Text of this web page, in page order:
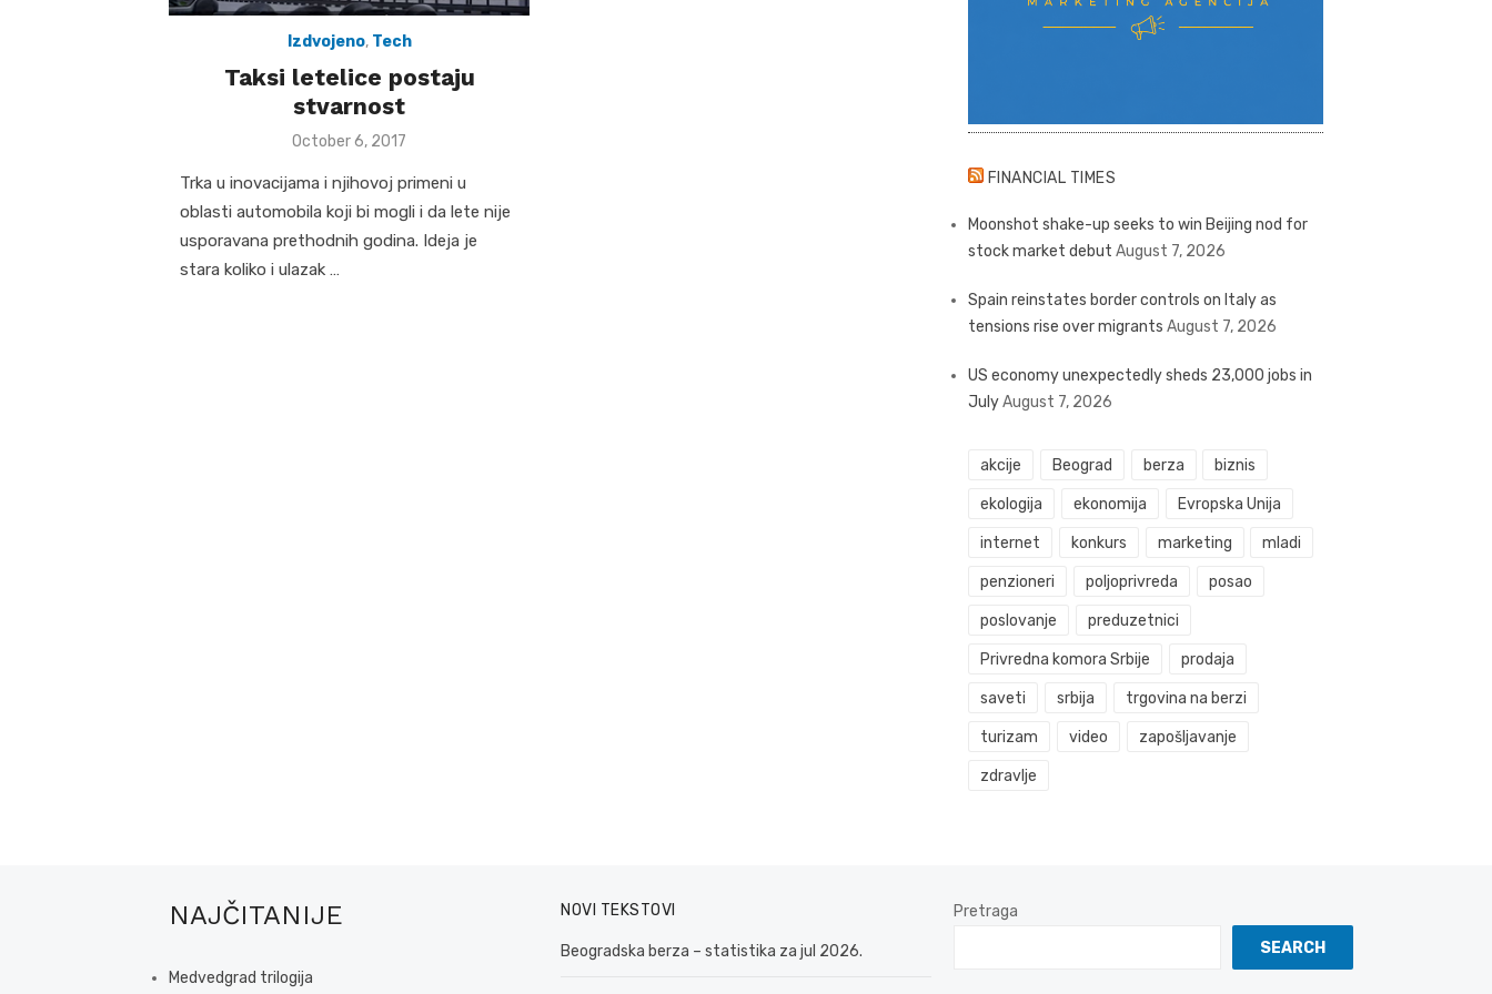
Izdvojeno, Tech
Taksi letelice postaju
stvarnost
Posted
October 6, 2017
Trka u inovacijama i njihovoj primeni u
oblasti automobila koji bi mogli i da lete nije
usporavana prethodnih godina. Ideja je
stara koliko i ulazak …
FINANCIAL TIMES
Moonshot shake-up seeks to win Beijing nod for
stock market debut August 7, 2026
Spain reinstates border controls on Italy as
tensions rise over migrants August 7, 2026
US economy unexpectedly sheds 23,000 jobs in
JulyAugust 7, 2026
akcije Beograd berza biznis
ekologija ekonomija Evropska Unija
internet konkurs marketing mladi
penzioneri poljoprivreda posao
poslovanje preduzetnici
Privredna komora Srbije prodaja
saveti srbija trgovina na berzi
turizam video zapošljavanje
zdravlje
NAJČITANIJE
Medvedgrad trilogija
NOVI TEKSTOVI
Beogradska berza – statistika za jul 2026.
Pretraga
SEARCH